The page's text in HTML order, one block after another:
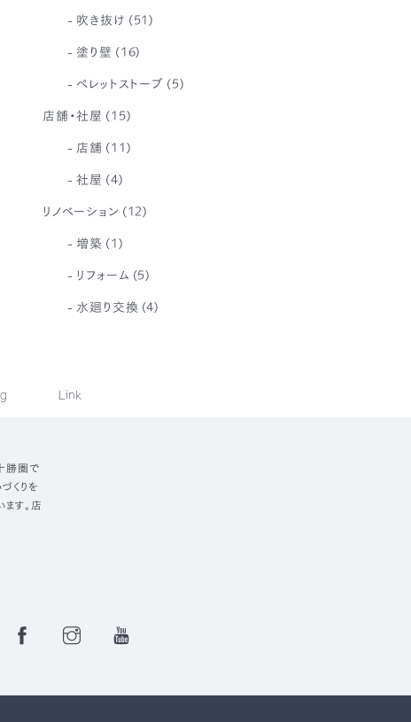
吹き抜け (51)
塗り壁 (16)
ペレットストーブ (5)
店舗・社屋 (15)
店舗 (11)
社屋 (4)
リノベーション (12)
増築 (1)
リフォーム (5)
水廻り交換 (4)
Link
勝圏で
くりを
す。店
FacebookInstagramYouTube